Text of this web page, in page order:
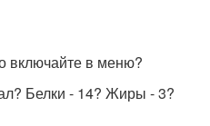
включайте в меню?
Белки - 14? Жиры - 3?